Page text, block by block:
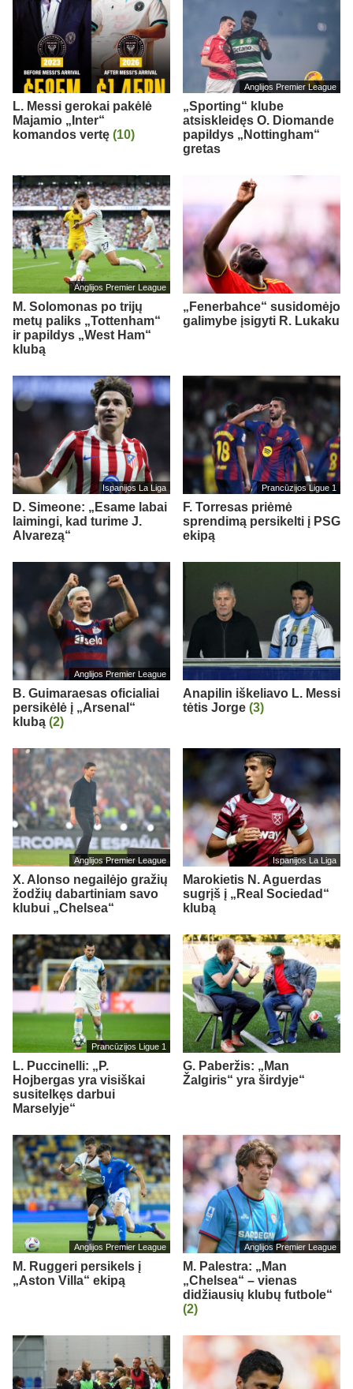
L. Messi gerokai pakėlė
Majamio „Inter“
komandos vertę (10)
Anglijos Premier League
„Sporting“ klube
atsiskleidęs O. Diomande
papildys „Nottingham“
gretas
Anglijos Premier League
M. Solomonas po trijų
metų paliks „Tottenham“
ir papildys „West Ham“
klubą
„Fenerbahce“ susidomėjo
galimybe įsigyti R. Lukaku
Ispanijos La Liga
D. Simeone: „Esame labai
laimingi, kad turime J.
Alvarezą“
Prancūzijos Ligue 1
F. Torresas priėmė
sprendimą persikelti į PSG
ekipą
Anglijos Premier League
B. Guimaraesas oficialiai
persikėlė į „Arsenal“
klubą (2)
Anapilin iškeliavo L. Messi
tėtis Jorge (3)
Anglijos Premier League
X. Alonso negailėjo gražių
žodžių dabartiniam savo
klubui „Chelsea“
Ispanijos La Liga
Marokietis N. Aguerdas
sugrįš į „Real Sociedad“
klubą
Prancūzijos Ligue 1
L. Puccinelli: „P.
Hojbergas yra visiškai
susitelkęs darbui
Marselyje“
G. Paberžis: „Man
Žalgiris“ yra širdyje“
Anglijos Premier League
M. Ruggeri persikels į
„Aston Villa“ ekipą
Anglijos Premier League
M. Palestra: „Man
„Chelsea“ – vienas
didžiausių klubų futbole“
(2)